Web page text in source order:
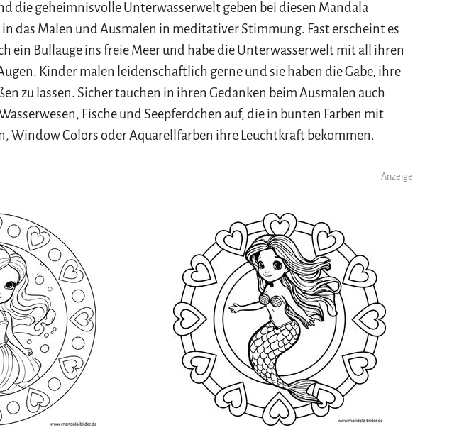
die geheimnisvolle Unterwasserwelt geben bei diesen Mandala
das Malen und Ausmalen in meditativer Stimmung. Fast erscheint es
ein Bullauge ins freie Meer und habe die Unterwasserwelt mit all ihren
Kinder malen leidenschaftlich gerne und sie haben die Gabe, ihre
zu lassen. Sicher tauchen in ihren Gedanken beim Ausmalen auch
Fische und Seepferdchen auf, die in bunten Farben mit
Window Colors oder Aquarellfarben ihre Leuchtkraft bekommen.
Anzeige